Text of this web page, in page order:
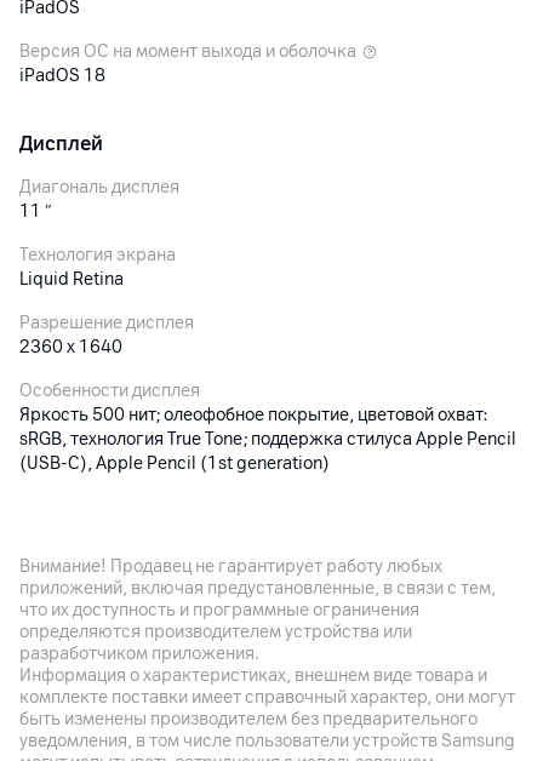
iPadOS
Версия ОС на момент выхода и оболочка
iPadOS 18
Дисплей
Диагональ дисплея
11 ″
Технология экрана
Liquid Retina
Разрешение дисплея
2360 x 1640
Особенности дисплея
Яркость 500 нит; олеофобное покрытие, цветовой охват:
sRGB, технология True Tone; поддержка стилуса Apple Pencil
(USB‑C), Apple Pencil (1st generation)
Разрешение камеры
12Мп
Разрешение видео
4K
Автофокус
да
Внимание! Продавец не гарантирует работу любых
приложений, включая предустановленные, в связи с тем,
что их доступность и программные ограничения
определяются производителем устройства или
разработчиком приложения.
Информация о характеристиках, внешнем виде товара и
комплекте поставки имеет справочный характер, они могут
быть изменены производителем без предварительного
уведомления, в том числе пользователи устройств Samsung